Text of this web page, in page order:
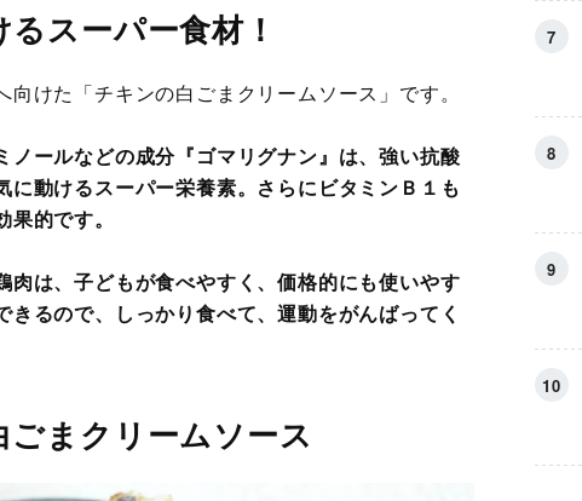
スーパー食材！
けた「チキンの白ごまクリームソース」です。
ノールなどの成分『ゴマリグナン』は、強い抗酸
動けるスーパー栄養素。さらにビタミンＢ１も
的です。
は、子どもが食べやすく、価格的にも使いやす
るので、しっかり食べて、運動をがんばってく
まクリームソース